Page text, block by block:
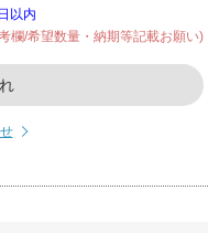
以内
欄/希望数量・納期等記載お願い)